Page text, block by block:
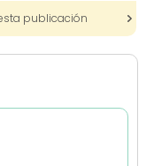
publicación